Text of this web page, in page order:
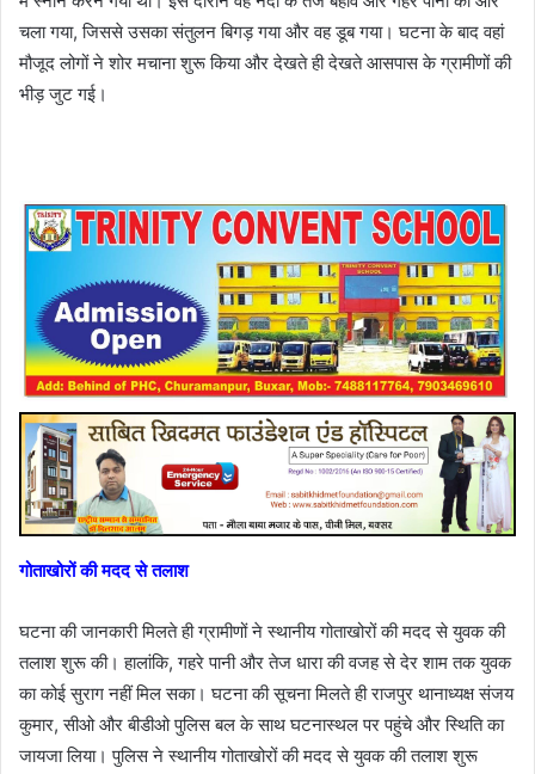
चला गया, जिससे उसका संतुलन बिगड़ गया और वह डूब गया। घटना के बाद वहां
मौजूद लोगों ने शोर मचाना शुरू किया और देखते ही देखते आसपास के ग्रामीणों की
भीड़ जुट गई।
गोताखोरों की मदद से तलाश
घटना की जानकारी मिलते ही ग्रामीणों ने स्थानीय गोताखोरों की मदद से युवक की
तलाश शुरू की। हालांकि, गहरे पानी और तेज धारा की वजह से देर शाम तक युवक
का कोई सुराग नहीं मिल सका। घटना की सूचना मिलते ही राजपुर थानाध्यक्ष संजय
कुमार, सीओ और बीडीओ पुलिस बल के साथ घटनास्थल पर पहुंचे और स्थिति का
जायजा लिया। पुलिस ने स्थानीय गोताखोरों की मदद से युवक की तलाश शुरू